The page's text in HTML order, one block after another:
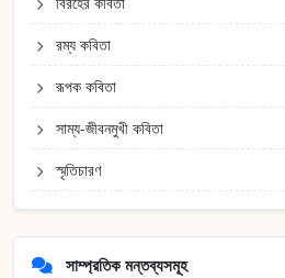
রম্য কবিতা
রূপক কবিতা
সাম্য-জীবনমুখী কবিতা
স্মৃতিচারণ
সাম্প্রতিক মন্তব্যসমূহ